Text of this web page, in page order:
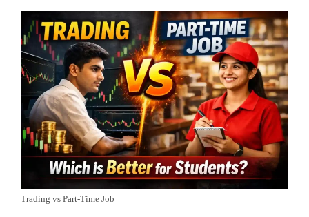
Trading vs Part-Time Job